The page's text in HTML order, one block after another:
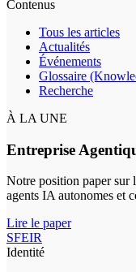
Contenus
Tous les articles
Actualités
Événements
Glossaire
Recherche
À LA UNE
Entreprise
Notre position paper sur
agents IA autonomes et
Lire le paper
SFEIR
Identité